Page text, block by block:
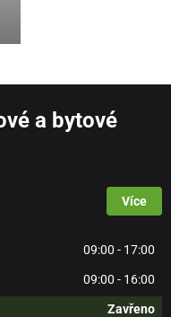
a bytové
Více
09:00 - 17:00
09:00 - 16:00
Zavřeno